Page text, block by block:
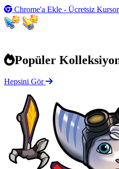
Chrome'a Ekle - Ücretsiz
Popüler
Hepsini Gör